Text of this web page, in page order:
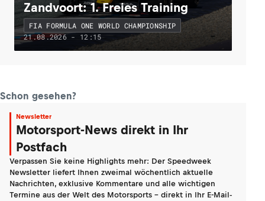
Zandvoort: 1. Freies Training
FIA FORMULA ONE WORLD CHAMPIONSHIP
21.08.2026 - 12:15
Schon gesehen?
Newsletter
Motorsport-News direkt in Ihr
Postfach
Verpassen Sie keine Highlights mehr: Der Speedweek
Newsletter liefert Ihnen zweimal wöchentlich aktuelle
Nachrichten, exklusive Kommentare und alle wichtigen
Termine aus der Welt des Motorsports - direkt in Ihr E-Mail-